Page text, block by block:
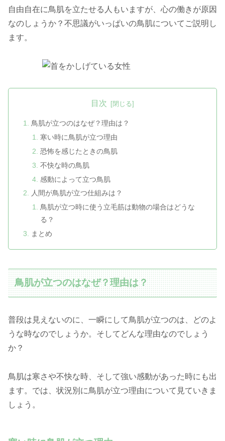
自由自在に鳥肌を立たせる人もいますが、心の働きが原因
なのしょうか？不思議がいっぱいの鳥肌についてご説明し
ます。
目次
鳥肌が立つのはなぜ？理由は？
寒い時に鳥肌が立つ理由
恐怖を感じたときの鳥肌
不快な時の鳥肌
感動によって立つ鳥肌
人間が鳥肌が立つ仕組みは？
鳥肌が立つ時に使う立毛筋は動物の場合はどうな
る？
まとめ
鳥肌が立つのはなぜ？理由は？
普段は見えないのに、一瞬にして鳥肌が立つのは、どのよ
うな時なのでしょうか。そしてどんな理由なのでしょう
か？
鳥肌は寒さや不快な時、そして強い感動があった時にも出
ます。では、状況別に鳥肌が立つ理由について見ていきま
しょう。